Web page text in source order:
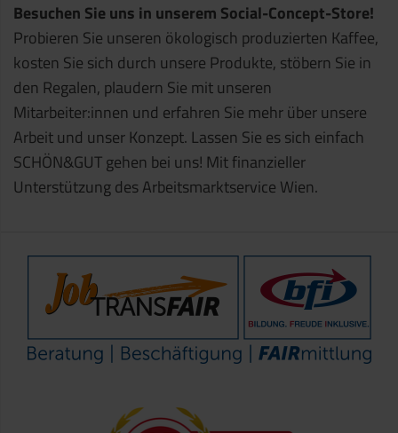
Besuchen Sie uns in unserem Social-Concept-Store!
Probieren Sie unseren ökologisch produzierten Kaffee,
kosten Sie sich durch unsere Produkte, stöbern Sie in
den Regalen, plaudern Sie mit unseren
Mitarbeiter:innen und erfahren Sie mehr über unsere
Arbeit und unser Konzept. Lassen Sie es sich einfach
SCHÖN&GUT gehen bei uns! Mit finanzieller
Unterstützung des Arbeitsmarktservice Wien.